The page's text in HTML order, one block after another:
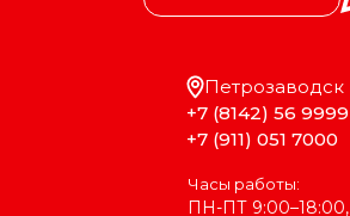
Петрозаводск
+7 (8142) 56 9999
+7 (911) 051 7000
Часы работы:
ПН-ПТ 9:00–18:00,